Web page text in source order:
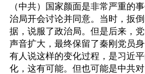
（中共）国家颜面是非常严重的
治局开会讨论并同意。当时，扳
据，说服了政治局。但是后来，
声音扩大，最终保留了秦刚党员身
有人说这样的变化过程，是习近
化，这有可能。但也可能是中共